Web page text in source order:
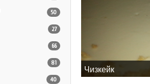
50
27
66
81
40
Чизкейк